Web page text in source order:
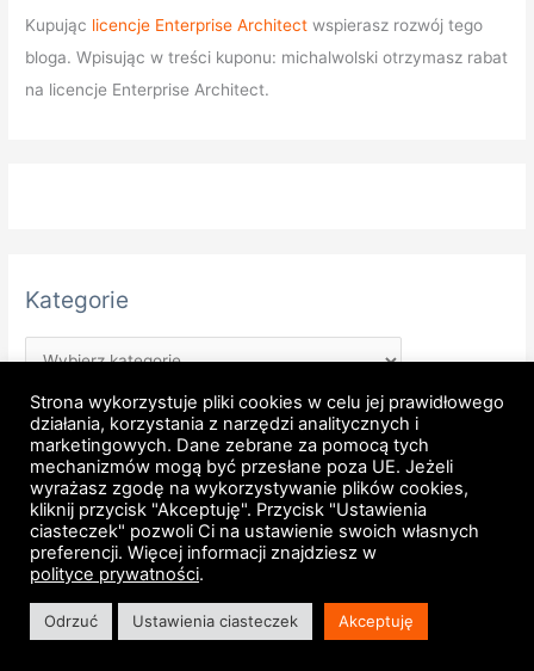
Kupując licencje Enterprise Architect wspierasz rozwój tego
bloga. Wpisując w treści kuponu: michalwolski otrzymasz rabat
na licencje Enterprise Architect.
Kategorie
Strona główna Regulamin
Polityka prywatności
Regulamin newsletter
Licencje Enterprise Architect
Mapa witryny
Copyright © 2007 - 2026 Michał Wolski
Strona wykorzystuje pliki cookies w celu jej prawidłowego
działania, korzystania z narzędzi analitycznych i
marketingowych. Dane zebrane za pomocą tych
mechanizmów mogą być przesłane poza UE. Jeżeli
wyrażasz zgodę na wykorzystywanie plików cookies,
kliknij przycisk "Akceptuję". Przycisk "Ustawienia
ciasteczek" pozwoli Ci na ustawienie swoich własnych
preferencji. Więcej informacji znajdziesz w
polityce prywatności.
Odrzuć Ustawienia ciasteczek Akceptuję